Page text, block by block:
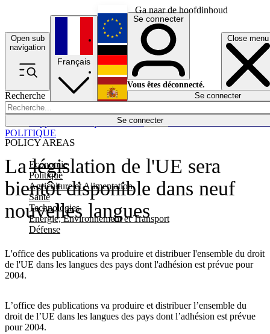
Ga naar de hoofdinhoud
Open sub
navigation
Close menu
Recherche
Se connecter
POLICY AREAS
Economie
Politique
Agriculture et Alimentation
Santé
Technologies
Energie, Environnement et Transport
Défense
Économie
Français
English
Deutsch
Español
Se connecter
Vous êtes déconnecté.
Se connecter
La législation de l'UE sera
bientôt disponible dans neuf
nouvelles langues
L'office des publications va produire et distribuer l'ensemble du droit
de l'UE dans les langues des pays dont l'adhésion est prévue pour
2004.
POLITIQUE
L’office des publications va produire et distribuer l’ensemble du
droit de l’UE dans les langues des pays dont l’adhésion est prévue
pour 2004.